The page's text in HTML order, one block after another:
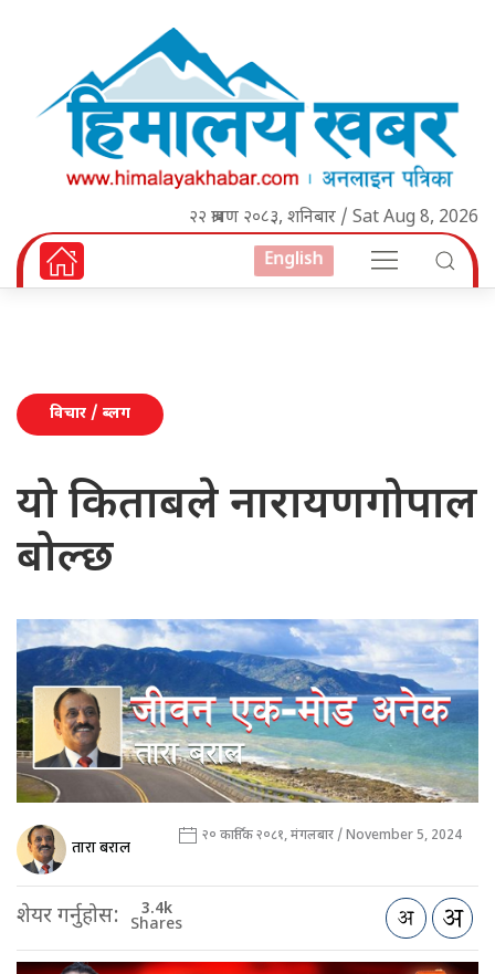
२२ श्रावण २०८३, शनिबार / Sat Aug 8, 2026
English
विचार / ब्लग
यो किताबले नारायणगोपाल
बोल्छ
तारा बराल २० कार्तिक २०८१, मंगलबार / November 5, 2024
शेयर गर्नुहोस: 3.4k
Shares